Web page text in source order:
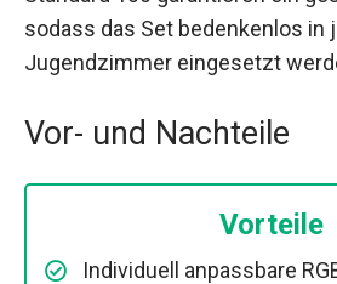
sodass das Set bedenkenlos in
Jugendzimmer eingesetzt
Vor- und Nachteile
Vorteile
Individuell anpassbare